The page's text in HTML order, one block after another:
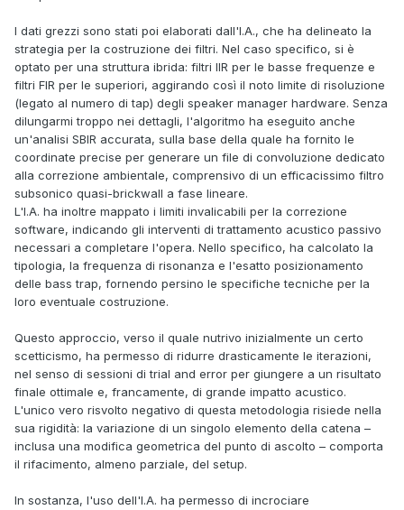
I dati grezzi sono stati poi elaborati dall'I.A., che ha delineato la
strategia per la costruzione dei filtri. Nel caso specifico, si è
optato per una struttura ibrida: filtri IIR per le basse frequenze e
filtri FIR per le superiori, aggirando così il noto limite di risoluzione
(legato al numero di tap) degli speaker manager hardware. Senza
dilungarmi troppo nei dettagli, l'algoritmo ha eseguito anche
un'analisi SBIR accurata, sulla base della quale ha fornito le
coordinate precise per generare un file di convoluzione dedicato
alla correzione ambientale, comprensivo di un efficacissimo filtro
subsonico quasi-brickwall a fase lineare.
L'I.A. ha inoltre mappato i limiti invalicabili per la correzione
software, indicando gli interventi di trattamento acustico passivo
necessari a completare l'opera. Nello specifico, ha calcolato la
tipologia, la frequenza di risonanza e l'esatto posizionamento
delle bass trap, fornendo persino le specifiche tecniche per la
loro eventuale costruzione.
Questo approccio, verso il quale nutrivo inizialmente un certo
scetticismo, ha permesso di ridurre drasticamente le iterazioni,
nel senso di sessioni di trial and error per giungere a un risultato
finale ottimale e, francamente, di grande impatto acustico.
L'unico vero risvolto negativo di questa metodologia risiede nella
sua rigidità: la variazione di un singolo elemento della catena –
inclusa una modifica geometrica del punto di ascolto – comporta
il rifacimento, almeno parziale, del setup.
In sostanza, l'uso dell'I.A. ha permesso di incrociare